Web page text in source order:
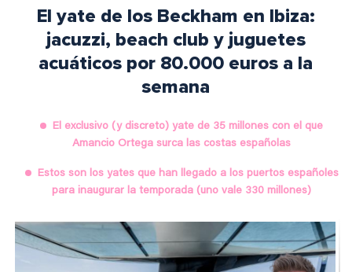
El yate de los Beckham en Ibiza:
jacuzzi, beach club y juguetes
acuáticos por 80.000 euros a la
semana
El exclusivo (y discreto) yate de 35 millones con el que
Amancio Ortega surca las costas españolas
Estos son los yates que han llegado a los puertos españoles
para inaugurar la temporada (uno vale 330 millones)